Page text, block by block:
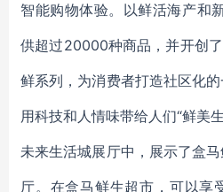
智能购物体验。以鲜活海产和
供超过20000种商品，并开创
鲜系列，为消费者打造社区化
用科技和人情味带给人们“鲜美生
未来生活城展厅中，展示了盒
厅。在盒马鲜生超市，可以享